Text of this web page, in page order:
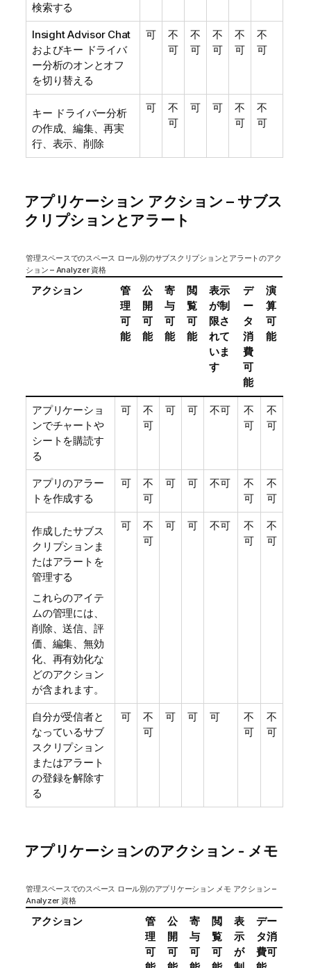
検索する
Insight Advisor Chat
およびキー ドライバ
ー分析のオンとオフ
を切り替える
可
不
可
不
可
不
可
不
可
不
可
キー ドライバー分析
の作成、編集、再実
行、表示、削除
可
不
可
可 可
不
可
不
可
アプリケーション アクション – サブス
クリプションとアラート
管理スペースでのスペース ロール別のサブスクリプションとアラートのアク
ション – Analyzer 資格
アクション
管
理
可
能
公
開
可
能
寄
与
可
能
閲
覧
可
能
表示
が制
限さ
れて
いま
す
デ
ー
タ
消
費
可
能
演
算
可
能
アプリケーショ
ンでチャートや
シートを購読す
る
可
不
可
可 可 不可
不
可
不
可
アプリのアラー
トを作成する
可
不
可
可 可 不可
不
可
不
可
作成したサブス
クリプションま
たはアラートを
管理する
これらのアイテ
ムの管理には、
削除、送信、評
価、編集、無効
化、再有効化な
どのアクション
が含まれます。
可
不
可
可 可 不可
不
可
不
可
自分が受信者と
なっているサブ
スクリプション
またはアラート
の登録を解除す
る
可
不
可
可 可 可
不
可
不
可
アプリケーションのアクション - メモ
管理スペースでのスペース ロール別のアプリケーション メモ アクション –
Analyzer 資格
アクション
管
理
可
公
開
可
寄
与
可
閲
覧
可
表
示
が
デー
タ消
費可